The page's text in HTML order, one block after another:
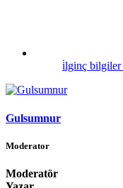
i̇lginç bilgiler
Gulsumnur
Moderator
Moderatör